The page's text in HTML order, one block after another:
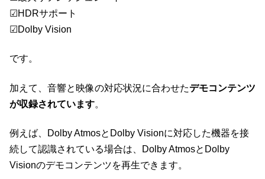
☑HDRサポート
☑Dolby Vision
です。
加えて、音響と映像の対応状況に合わせたデモコンテンツ
が収録されています。
例えば、Dolby AtmosとDolby Visionに対応した機器を接
続して認識されている場合は、Dolby AtmosとDolby
Visionのデモコンテンツを再生できます。